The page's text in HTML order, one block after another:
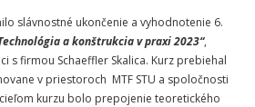
slávnostné ukončenie a vyhodnotenie 6.
a konštrukcia v praxi 2023“,
s firmou Schaeffler Skalica. Kurz prebiehal
v priestoroch MTF STU a spoločnosti
cieľom kurzu bolo prepojenie teoretického